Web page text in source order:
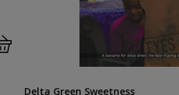
Delta Green Sweetness